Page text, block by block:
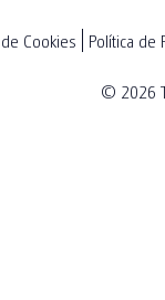
© 2026
Cookies Política de